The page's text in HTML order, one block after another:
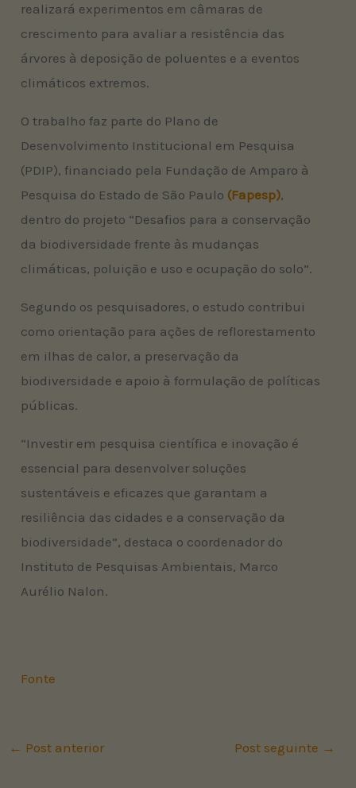
realizará experimentos em câmaras de
crescimento para avaliar a resistência das
árvores à deposição de poluentes e a eventos
climáticos extremos.
O trabalho faz parte do Plano de
Desenvolvimento Institucional em Pesquisa
(PDIP), financiado pela Fundação de Amparo à
Pesquisa do Estado de São Paulo (Fapesp),
dentro do projeto “Desafios para a conservação
da biodiversidade frente às mudanças
climáticas, poluição e uso e ocupação do solo”.
Segundo os pesquisadores, o estudo contribui
como orientação para ações de reflorestamento
em ilhas de calor, a preservação da
biodiversidade e apoio à formulação de políticas
públicas.
“Investir em pesquisa científica e inovação é
essencial para desenvolver soluções
sustentáveis e eficazes que garantam a
resiliência das cidades e a conservação da
biodiversidade”, destaca o coordenador do
Instituto de Pesquisas Ambientais, Marco
Aurélio Nalon.
Fonte
← Post anterior Post seguinte →